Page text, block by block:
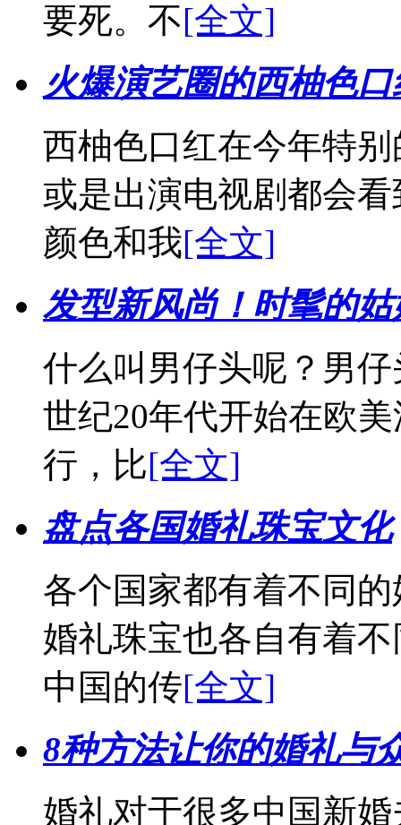
要死。不[全文]
火爆演艺圈的西柚色
西柚色口红在今年特
或是出演电视剧都会
颜色和我[全文]
发型新风尚！时髦的
什么叫男仔头呢？男
世纪20年代开始在欧
行，比[全文]
盘点各国婚礼珠宝文化
各个国家都有着不同
婚礼珠宝也各自有着
中国的传[全文]
8种方法让你的婚礼与
婚礼对于很多中国新